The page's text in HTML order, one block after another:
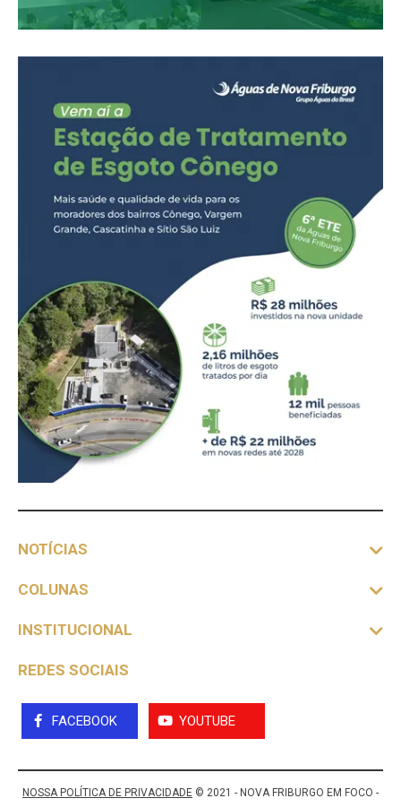
NOTÍCIAS
COLUNAS
INSTITUCIONAL
REDES SOCIAIS
FACEBOOK YOUTUBE
NOSSA POLÍTICA DE PRIVACIDADE © 2021 - NOVA FRIBURGO EM FOCO -